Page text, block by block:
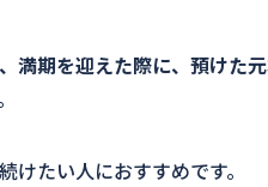
満期を迎えた際に、預けた
けたい人におすすめです。